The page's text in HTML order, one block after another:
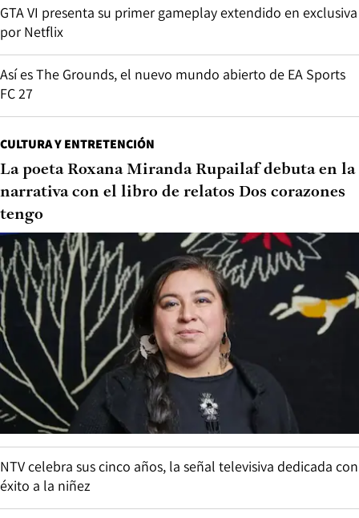
GTA VI presenta su primer gameplay extendido en exclusiva
por Netflix
Así es The Grounds, el nuevo mundo abierto de EA Sports
FC 27
CULTURA Y ENTRETENCIÓN
La poeta Roxana Miranda Rupailaf debuta en la
narrativa con el libro de relatos Dos corazones
tengo
NTV celebra sus cinco años, la señal televisiva dedicada con
éxito a la niñez